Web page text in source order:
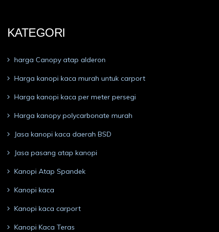
KATEGORI
harga Canopy atap alderon
Harga kanopi kaca murah untuk carport
Harga kanopi kaca per meter persegi
Harga kanopy polycarbonate murah
Jasa kanopi kaca daerah BSD
Jasa pasang atap kanopi
Kanopi Atap Spandek
Kanopi kaca
Kanopi kaca carport
Kanopi Kaca Teras